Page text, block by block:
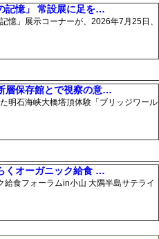
記憶」 常設展に足を…
憶」展示コーナーが、2026年7月25日、
層保存館とで視察の意…
明石海峡大橋塔頂体験「ブリッジワール
くオーガニック給食 …
食フォーラムin小山 大隅半島サテライ